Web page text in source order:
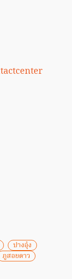
ปางอุ๋ง
ภูสอยดาว